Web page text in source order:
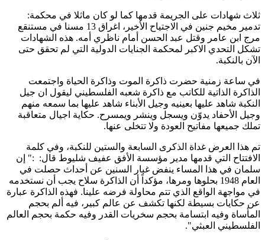
ثلاث شهادات على الجريمة قدمها كما لو كان ماثلا في محكمة:
تدمير مخيم جنين في الاجتياح الأخير، اغراق 13 مسنا في مستنقع
مرج ابن عامر وقتل عبد الحسن أمام ناظري أمه. هذه الشهادات
تشكل التحدي الاكبر لمحكمة الجنايات الدولية التي لم تحقق حتى
الآن بالنكبة.
في ساعة زمنية حضرت ذاكرة الموت وذاكرة الحياة واجتمعت
الذاكرة الذاتية للكاتب مع ذاكرة شعبه الفلسطيني ليقول ان جيل
النكبة شاهد عليها بعينيه وجيل الأبناء شاهد عليها بما سمعه منهم
وجيل الأحفاد يدوّن ويسجل وينشر ويمسرح. حكاية اجيال متعاقبة
تملك جميعها مفاتيح العودة ولا تتخلى عنها.
تم هذا العرض غداة الذكرى السابعة والستين للنكبة، وفي كلمة
الافتتاح التي قدمها مدير مؤسسة الأفق عفيف شليوط قال: :" إن
سلمان في هذا المساء ينفض غبار السنين عن أحداث حصلت في
العام 1948 بحلوها ومرها، مؤكداً أن الذاكرة سلاح يجب أن نستخدمه
في مواجهة الواقع الذي تتم محاولة فرضه علينا. فهذه الذاكرة عبارة
عن حكايات بسيطة لكنها تكشف عن عالم كبير، فيه ألم بحجم
المأساة وفيه ابتسامة بحجم سخريات القدر وفيه حكمة بحجم العالم
الفلسطيني العبثي".